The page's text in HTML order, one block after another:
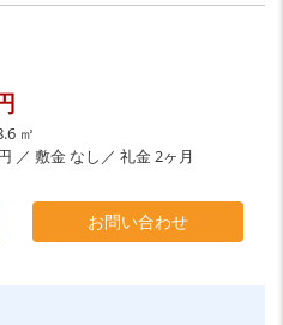
㎡
／ 敷金 なし／ 礼金 2ヶ月
お問い合わせ